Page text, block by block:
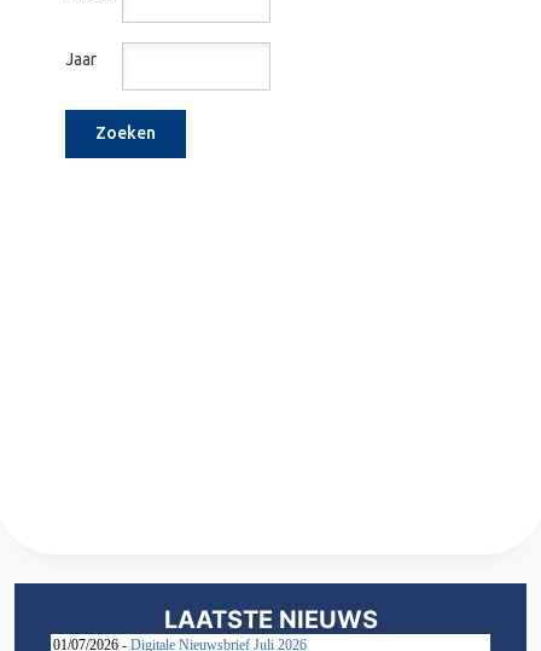
LAATSTE NIEUWS
01/07/2026 - Digitale Nieuwsbrief Juli 2026